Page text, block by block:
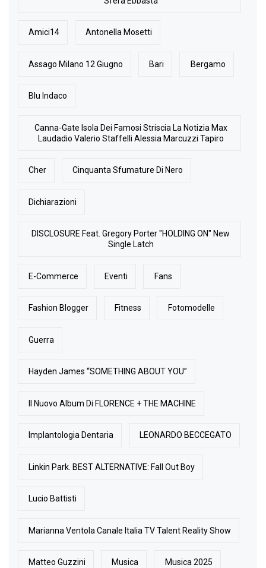
Amici14 Antonella Mosetti
Assago Milano 12 Giugno Bari Bergamo
Blu Indaco
Canna-Gate Isola Dei Famosi Striscia La Notizia Max
Laudadio Valerio Staffelli Alessia Marcuzzi Tapiro
Cher Cinquanta Sfumature Di Nero
Dichiarazioni
DISCLOSURE Feat. Gregory Porter "HOLDING ON" New
Single Latch
E-Commerce Eventi Fans
Fashion Blogger Fitness Fotomodelle
Guerra
Hayden James “SOMETHING ABOUT YOU”
Il Nuovo Album Di FLORENCE + THE MACHINE
Implantologia Dentaria LEONARDO BECCEGATO
Linkin Park. BEST ALTERNATIVE: Fall Out Boy
Lucio Battisti
Marianna Ventola Canale Italia TV Talent Reality Show
Matteo Guzzini Musica Musica 2025